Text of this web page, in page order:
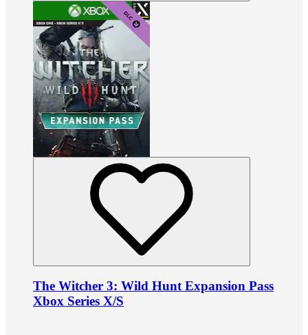
The Witcher 3: Wild Hunt Expansion Pass
Xbox Series X/S